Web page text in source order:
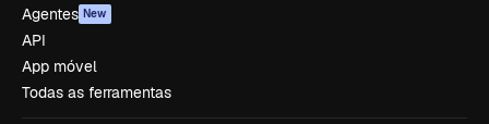
Agentes New
API
App móvel
Todas as ferramentas